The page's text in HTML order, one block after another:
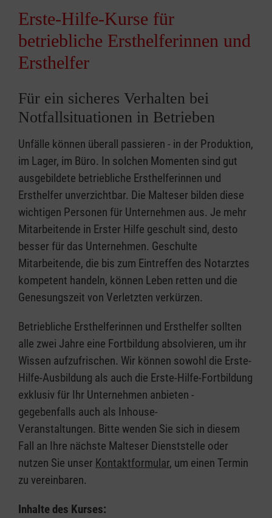
Erste-Hilfe-Kurse für
betriebliche Ersthelferinnen und
Ersthelfer
Für ein sicheres Verhalten bei
Notfallsituationen in Betrieben
Unfälle können überall passieren - in der Produktion,
im Lager, im Büro. In solchen Momenten sind gut
ausgebildete betriebliche Ersthelferinnen und
Ersthelfer unverzichtbar. Die Malteser bilden diese
wichtigen Personen für Unternehmen aus. Je mehr
Mitarbeitende in Erster Hilfe geschult sind, desto
besser für das Unternehmen. Geschulte
Mitarbeitende, die bis zum Eintreffen des Notarztes
kompetent handeln, können Leben retten und die
Genesungszeit von Verletzten verkürzen.
Betriebliche Ersthelferinnen und Ersthelfer sollten
alle zwei Jahre eine Fortbildung absolvieren, um ihr
Wissen aufzufrischen. Wir können sowohl die Erste-
Hilfe-Ausbildung als auch die Erste-Hilfe-Fortbildung
exklusiv für Ihr Unternehmen anbieten -
gegebenfalls auch als Inhouse-
Veranstaltungen. Bitte wenden Sie sich in diesem
Fall an Ihre nächste Malteser Dienststelle oder
nutzen Sie unser Kontaktformular, um einen Termin
zu vereinbaren.
Inhalte des Kurses: